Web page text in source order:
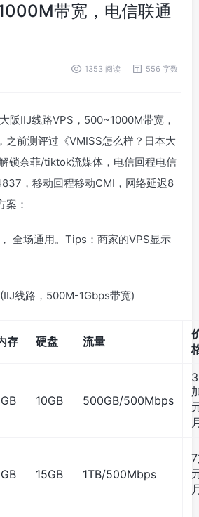
带宽，电信联通
1353 阅读 556 字数
阪IIJ线路VPS，500~1000M带宽，
之前测评过《VMISS怎么样？日本大
锁奈菲/tiktok流媒体，电信回程电信
，移动回程移动CMI，网络延迟8
案：
全场通用。Tips：商家的VPS显示
(IIJ线路，500M-1Gbps带宽)
存 硬盘 流量
10GB 500GB/500Mbps
15GB 1TB/500Mbps